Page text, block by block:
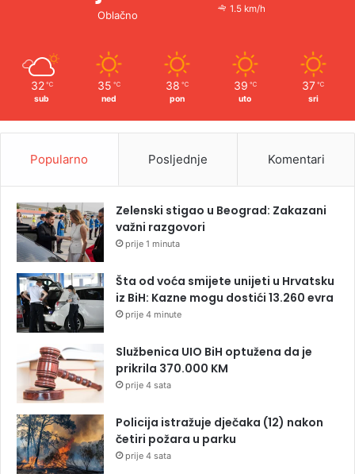
Oblačno
1.5 km/h
32 ℃
sub
35 ℃
ned
38 ℃
pon
39 ℃
uto
37 ℃
sri
Popularno Posljednje Komentari
Zelenski stigao u Beograd: Zakazani
važni razgovori
prije 1 minuta
Šta od voća smijete unijeti u Hrvatsku
iz BiH: Kazne mogu dostići 13.260 evra
prije 4 minute
Službenica UIO BiH optužena da je
prikrila 370.000 KM
prije 4 sata
Policija istražuje dječaka (12) nakon
četiri požara u parku
prije 4 sata